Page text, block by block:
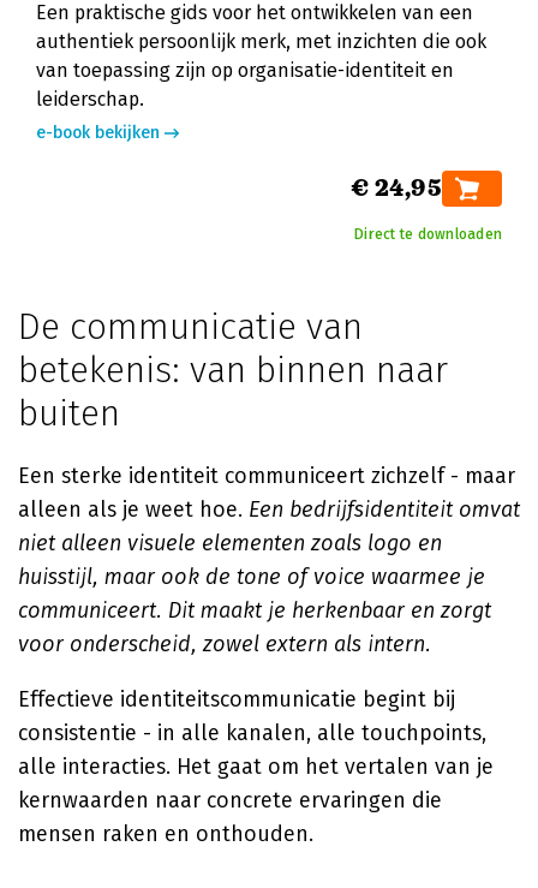
Een praktische gids voor het ontwikkelen van een
authentiek persoonlijk merk, met inzichten die ook
van toepassing zijn op organisatie-identiteit en
leiderschap.
e-book bekijken
€ 24,95
Direct te downloaden
De communicatie van
betekenis: van binnen naar
buiten
Een sterke identiteit communiceert zichzelf - maar
alleen als je weet hoe. Een bedrijfsidentiteit omvat
niet alleen visuele elementen zoals logo en
huisstijl, maar ook de tone of voice waarmee je
communiceert. Dit maakt je herkenbaar en zorgt
voor onderscheid, zowel extern als intern.
Effectieve identiteitscommunicatie begint bij
consistentie - in alle kanalen, alle touchpoints,
alle interacties. Het gaat om het vertalen van je
kernwaarden naar concrete ervaringen die
mensen raken en onthouden.